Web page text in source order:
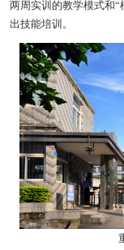
两周实训的教学模式和“
出技能培训。